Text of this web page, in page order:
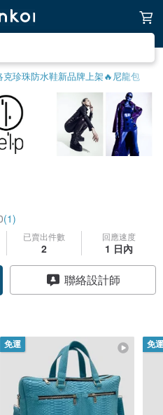
克珍珠防水鞋新品牌上架🔥尼龍包
(1)
已賣出件數
2
回應速度
1 日內
聯絡設計師
免運 免